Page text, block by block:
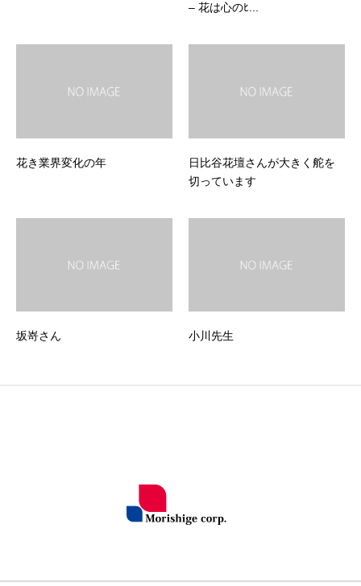
– 花は心のﾋ...
花き業界変化の年
日比谷花壇さんが大きく舵を
切っています
坂嵜さん 小川先生